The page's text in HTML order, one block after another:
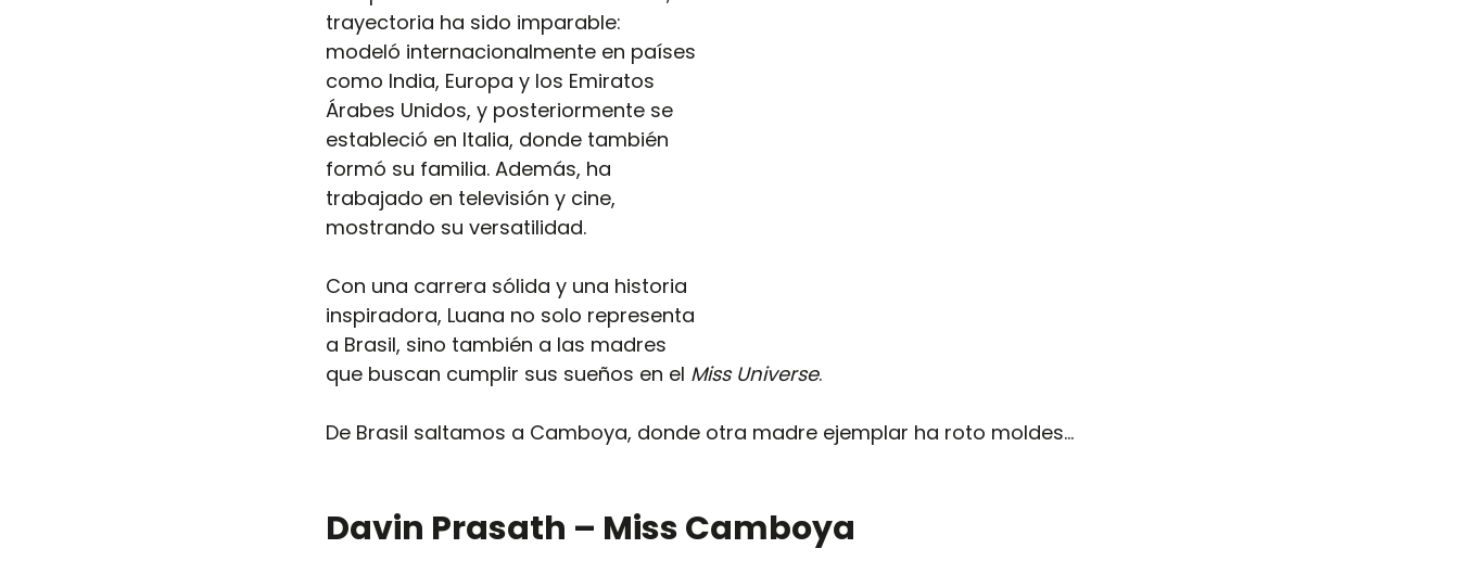
trayectoria ha sido imparable:
modeló internacionalmente en países
como India, Europa y los Emiratos
Árabes Unidos, y posteriormente se
estableció en Italia, donde también
formó su familia. Además, ha
trabajado en televisión y cine,
mostrando su versatilidad.
Con una carrera sólida y una historia
inspiradora, Luana no solo representa
a Brasil, sino también a las madres
que buscan cumplir sus sueños en el Miss Universe.
De Brasil saltamos a Camboya, donde otra madre ejemplar ha roto moldes…
Davin Prasath – Miss Camboya